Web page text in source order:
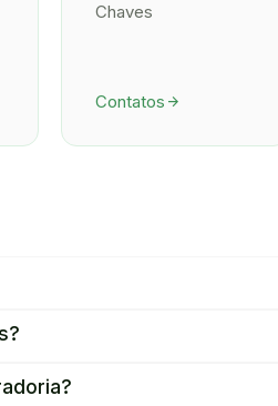
Chaves
Contatos arrow_forward